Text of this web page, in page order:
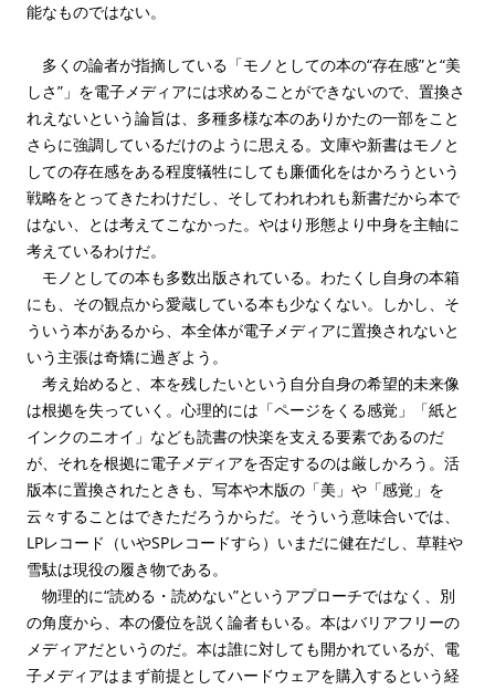
能なものではない。
多くの論者が指摘している「モノとしての本の“存在感”と“美
しさ”」を電子メディアには求めることができないので、置換さ
れえないという論旨は、多種多様な本のありかたの一部をこと
さらに強調しているだけのように思える。文庫や新書はモノと
しての存在感をある程度犠牲にしても廉価化をはかろうという
戦略をとってきたわけだし、そしてわれわれも新書だから本で
はない、とは考えてこなかった。やはり形態より中身を主軸に
考えているわけだ。
モノとしての本も多数出版されている。わたくし自身の本箱
にも、その観点から愛蔵している本も少なくない。しかし、そ
ういう本があるから、本全体が電子メディアに置換されないと
いう主張は奇矯に過ぎよう。
考え始めると、本を残したいという自分自身の希望的未来像
は根拠を失っていく。心理的には「ページをくる感覚」「紙と
インクのニオイ」なども読書の快楽を支える要素であるのだ
が、それを根拠に電子メディアを否定するのは厳しかろう。活
版本に置換されたときも、写本や木版の「美」や「感覚」を
云々することはできただろうからだ。そういう意味合いでは、
LPレコード（いやSPレコードすら）いまだに健在だし、草鞋や
雪駄は現役の履き物である。
物理的に“読める・読めない”というアプローチではなく、別
の角度から、本の優位を説く論者もいる。本はバリアフリーの
メディアだというのだ。本は誰に対しても開かれているが、電
子メディアはまず前提としてハードウェアを購入するという経